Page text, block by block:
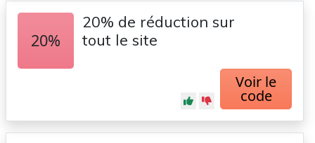
20%
20% de réduction sur
tout le site
Voir le
code